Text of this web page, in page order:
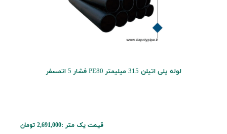
لوله پلی اتیلن 315 میلیمتر PE80 فشار 5 اتمسفر
قیمت یک متر :2,691,000 تومان